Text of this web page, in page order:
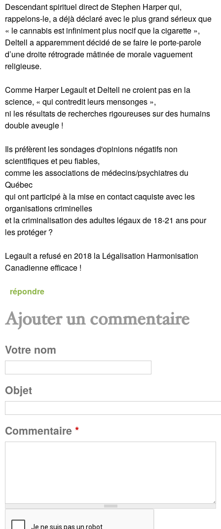
Descendant spirituel direct de Stephen Harper qui,
rappelons-le, a déjà déclaré avec le plus grand sérieux que
« le cannabis est infiniment plus nocif que la cigarette »,
Deltell a apparemment décidé de se faire le porte-parole
d’une droite rétrograde mâtinée de morale vaguement
religieuse.
Comme Harper Legault et Deltell ne croient pas en la
science, « qui contredit leurs mensonges »,
ni les résultats de recherches rigoureuses sur des humains
double aveugle !
Ils préfèrent les sondages d'opinions négatifs non
scientifiques et peu fiables,
comme les associations de médecins/psychiatres du
Québec
qui ont participé à la mise en contact caquiste avec les
organisations criminelles
et la criminalisation des adultes légaux de 18-21 ans pour
les protéger ?
Legault a refusé en 2018 la Légalisation Harmonisation
Canadienne efficace !
répondre
P
a
g
e
s
Ajouter un commentaire
Votre nom
Objet
Commentaire *